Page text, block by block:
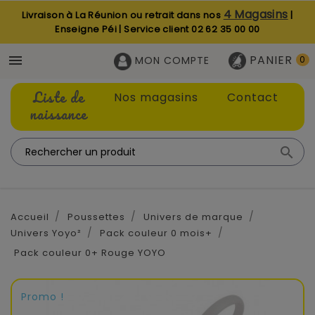
Livraison à La Réunion ou retrait dans nos 4 Magasins |
Enseigne Péi | Service client02 62 35 00 00
 PANIER 0
MON COMPTE
Liste de
naissance
Nos magasins Contact

Accueil Poussettes
Univers de marque
Univers Yoyo²
Pack couleur 0 mois+
Pack couleur 0+ Rouge YOYO
Promo !